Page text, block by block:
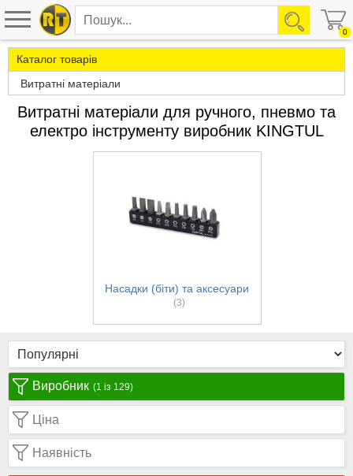
0
Каталог товарів
Витратні матеріали
Витратні матеріали для ручного, пневмо та
електро інструменту виробник KINGTUL
Насадки (біти) та аксесуари
(3)
Виробник (1 із 129)
Ціна
Наявність